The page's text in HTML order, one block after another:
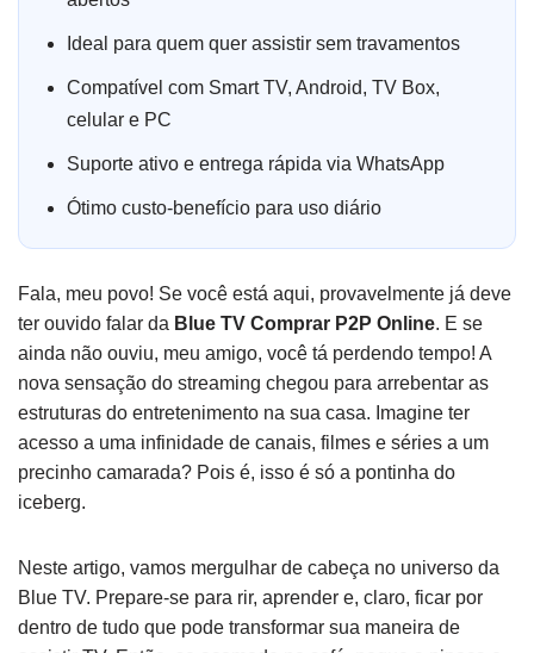
Ideal para quem quer assistir sem travamentos
Compatível com Smart TV, Android, TV Box,
celular e PC
Suporte ativo e entrega rápida via WhatsApp
Ótimo custo-benefício para uso diário
Fala, meu povo! Se você está aqui, provavelmente já deve
ter ouvido falar da Blue TV Comprar P2P Online. E se
ainda não ouviu, meu amigo, você tá perdendo tempo! A
nova sensação do streaming chegou para arrebentar as
estruturas do entretenimento na sua casa. Imagine ter
acesso a uma infinidade de canais, filmes e séries a um
precinho camarada? Pois é, isso é só a pontinha do
iceberg.
Neste artigo, vamos mergulhar de cabeça no universo da
Blue TV. Prepare-se para rir, aprender e, claro, ficar por
dentro de tudo que pode transformar sua maneira de